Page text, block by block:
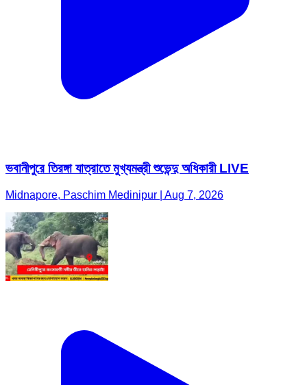
ভবানীপুরে তিরঙ্গা যাত্রাতে মুখ্যমন্ত্রী শুভেন্দু অধিকারী LIVE
Midnapore, Paschim Medinipur | Aug 7, 2026